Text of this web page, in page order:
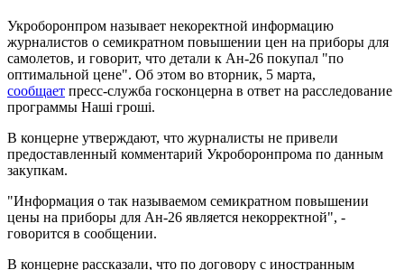
Укроборонпром называет некоректной информацию
журналистов о семикратном повышении цен на приборы для
самолетов, и говорит, что детали к Ан-26 покупал "по
оптимальной цене". Об этом во вторник, 5 марта,
сообщает пресс-служба госконцерна в ответ на расследование
программы Наші гроші.
В концерне утверждают, что журналисты не привели
предоставленный комментарий Укроборонпрома по данным
закупкам.
"Информация о так называемом семикратном повышении
цены на приборы для Ан-26 является некорректной", -
говорится в сообщении.
В концерне рассказали, что по договору с иностранным